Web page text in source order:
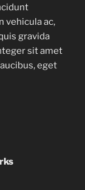
vehicula ac,
gravida
sit amet
eget